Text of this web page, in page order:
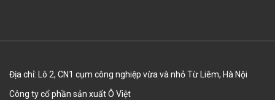
Địa chỉ: Lô 2, CN1 cụm công nghiệp vừa và nhỏ Từ Liêm, Hà Nội
Công ty cổ phần sản xuất Ô Việt